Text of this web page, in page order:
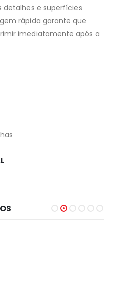
detalhes e superfícies
rápida garante que
imediatamente após a